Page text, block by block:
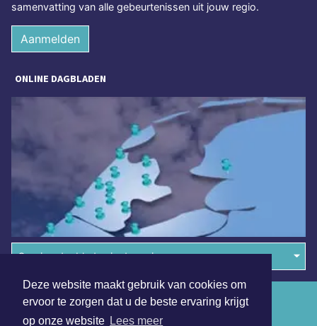
Deze website maakt gebruik van cookies om
ervoor te zorgen dat u de beste ervaring krijgt
op onze website Lees meer
samenvatting van alle gebeurtenissen uit jouw regio.
Aanmelden
ONLINE DAGBLADEN
Overige dagbladen in de regio
Algemene voorwaarden